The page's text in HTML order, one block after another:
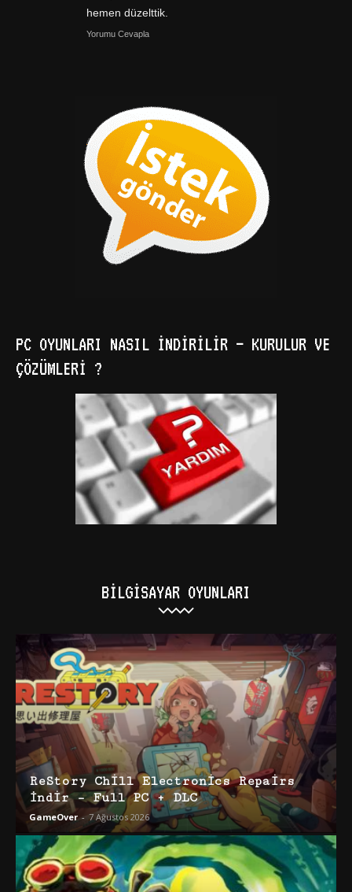
hemen düzelttik.
Yorumu Cevapla
PC OYUNLARI NASIL İNDIRILIR – KURULUR VE
ÇÖZÜMLERI ?
BILGISAYAR OYUNLARI
ReStory Chill Electronics Repairs
İndir – Full PC + DLC
GameOver - 7 Ağustos 2026